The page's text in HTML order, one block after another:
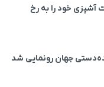
آشپزی خود را به رخ
جهان رونمایی شد